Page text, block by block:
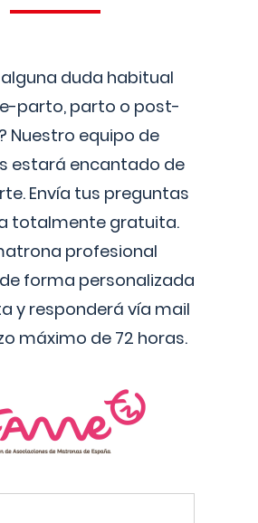
alguna duda habitual
parto, parto o post-
Nuestro equipo de
estará encantado de
Envía tus preguntas
totalmente gratuita.
profesional
forma personalizada
y responderá vía mail
máximo de 72 horas.